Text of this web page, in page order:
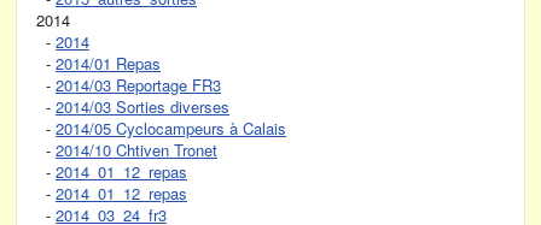
2014
- 2014
- 2014/01 Repas
- 2014/03 Reportage FR3
- 2014/03 Sorties diverses
- 2014/05 Cyclocampeurs à Calais
- 2014/10 Chtiven Tronet
- 2014_01_12_repas
- 2014_01_12_repas
- 2014_03_24_fr3